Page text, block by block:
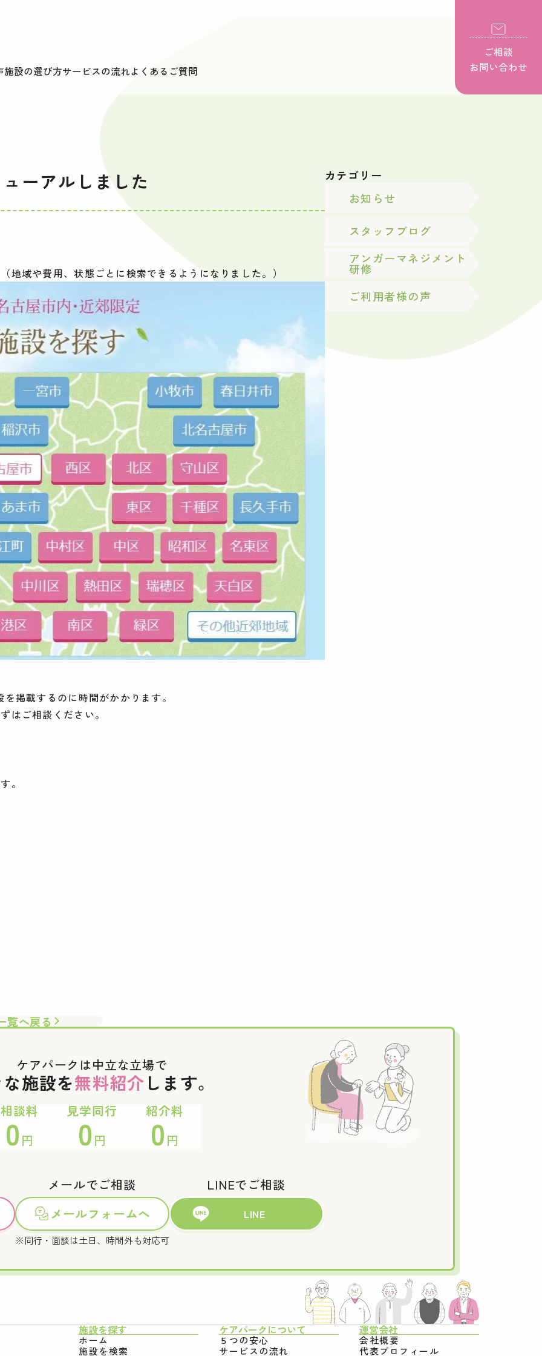
施設の選び方サービスの流れよくあるご質問
ご相談
お問い合わせ
ーアルしました
域や費用、状態ごとに検索できるようになりました。）
掲載するのに時間がかかります。
はご相談ください。
。
覧へ戻る
カテゴリー
お知らせ
スタッフブログ
アンガーマネジメント
研修
ご利用者様の声
ケアパークは中立な立場で
施設を無料紹介 します。
相談料
0 円
見学同行
0 円
紹介料
0 円
メールでご相談
メールフォームへ
※同行・面談は土日、時間外も対応可
LINEでご相談
LINE
施設を探す
ホーム
施設を検索
ケアパークについて
５つの安心
サービスの流れ
運営会社
会社概要
代表プロフィール